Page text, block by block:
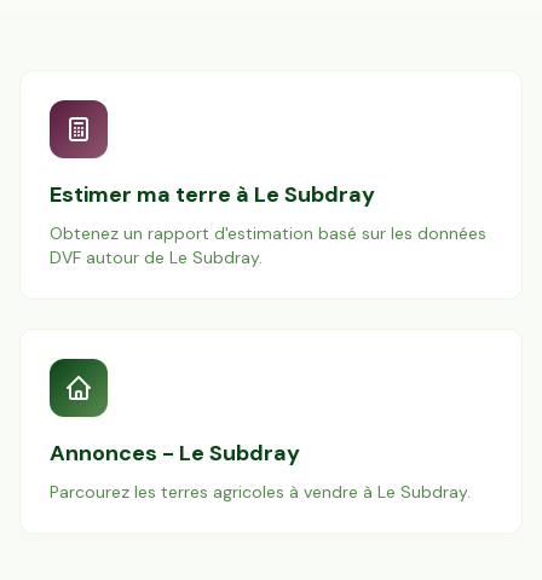
Estimer ma terre à Le Subdray
Obtenez un rapport d'estimation basé sur les données
DVF autour de Le Subdray.
Annonces - Le Subdray
Parcourez les terres agricoles à vendre à Le Subdray.